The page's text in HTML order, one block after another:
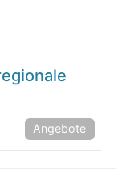
Angebote